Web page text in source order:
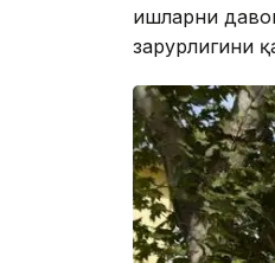
ишларни
зарурлигини